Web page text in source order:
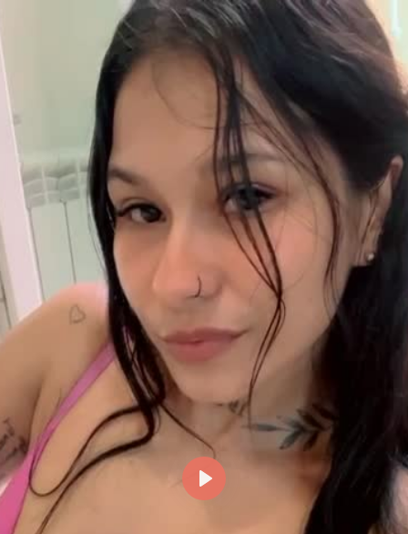
Reproducir